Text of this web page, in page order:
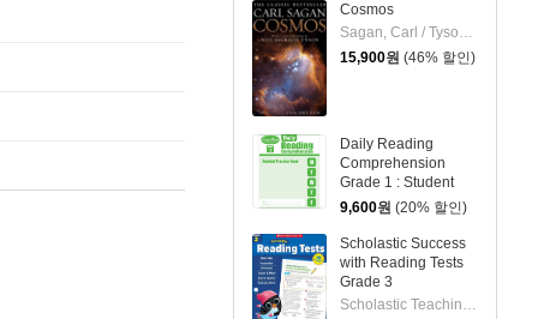
Cosmos
Sagan, Carl / Tyson, Neil Degrasse / Druyan, Ann
15,900원 (46% 할인)
Daily Reading
Comprehension
Grade 1 : Student
Practice Book (2018
9,600원 (20% 할인)
Scholastic Success
with Reading Tests
Grade 3
Scholastic Teaching Resources